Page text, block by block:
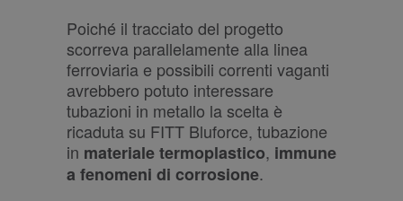
Poiché il tracciato del progetto
scorreva parallelamente alla linea
ferroviaria e possibili correnti vaganti
avrebbero potuto interessare
tubazioni in metallo la scelta è
ricaduta su FITT Bluforce, tubazione
in materiale termoplastico, immune
a fenomeni di corrosione.